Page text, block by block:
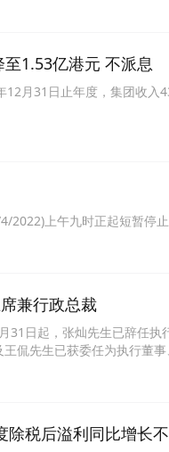
TOLL将共同发展CWT-SML
1.53亿港元 不派息
12月31日止年度，集团收
2022)上午九时正起短暂停止
兼行政总裁
31日起，张灿先生已辞任
侃先生已获委任为执行董
除税后溢利同比增长